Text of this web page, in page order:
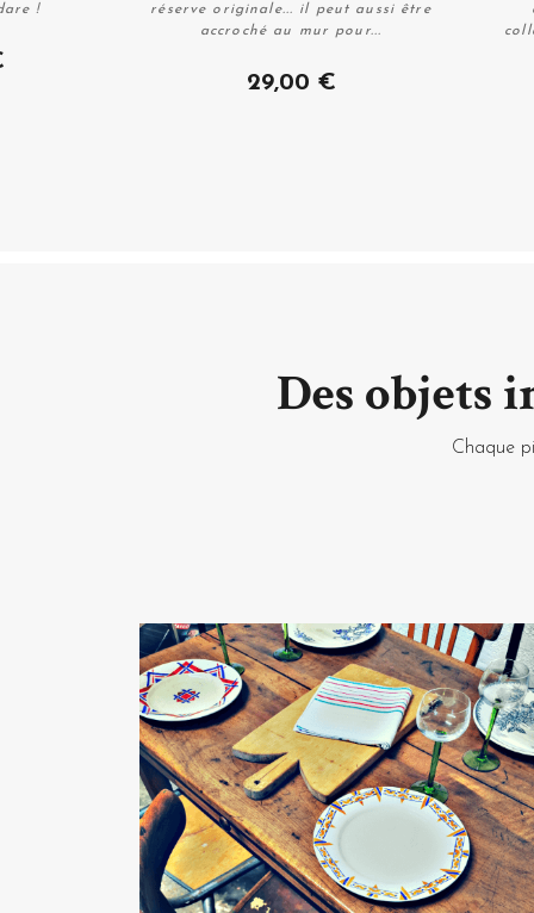
ou encore cettevaisselle vintage que l'on
Objets anciens, mobilier design, pièces
compris le jardin à des prix raisonnables. À
ça et là passent par l'Atelier
sublimeront les traces de leur première
À la recherche de
rare?
Ok... vous avez parcouru notre boutique
n'avez pas trouvé LA pépite vintage
panique, rendez-vous dans la rubrique
Personal Shopper quelles pièces vous
nous chargerons alors de chiner pour
brocante, des différentes Marketplaces
!
réserve originale... il peut aussi être
accroché au mur pour...
29,00 €
Des objets
Chaque